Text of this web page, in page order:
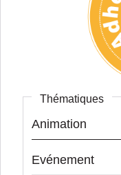
Thématiques
Animation
Evénement